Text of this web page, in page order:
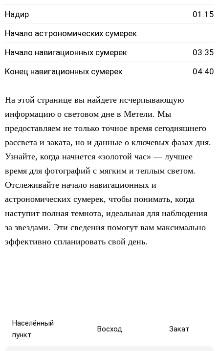
Надир
01:15
Начало астрономических сумерек
Начало навигационных сумерек
03:35
Конец навигационных сумерек
04:40
На этой странице вы найдете исчерпывающую
информацию о световом дне в Метели. Мы
предоставляем не только точное время сегодняшнего
рассвета и заката, но и данные о ключевых фазах дня.
Узнайте, когда начнется «золотой час» — лучшее
время для фотографий с мягким и теплым светом.
Отслеживайте начало навигационных и
астрономических сумерек, чтобы понимать, когда
наступит полная темнота, идеальная для наблюдения
за звездами. Эти сведения помогут вам максимально
эффективно спланировать свой день.
Населённый
пункт
Восход Закат